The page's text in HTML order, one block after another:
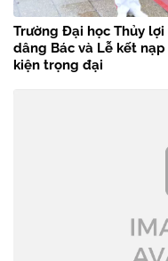
Trường Đại học Thủy
dâng Bác và Lễ kết
kiện trọng đại